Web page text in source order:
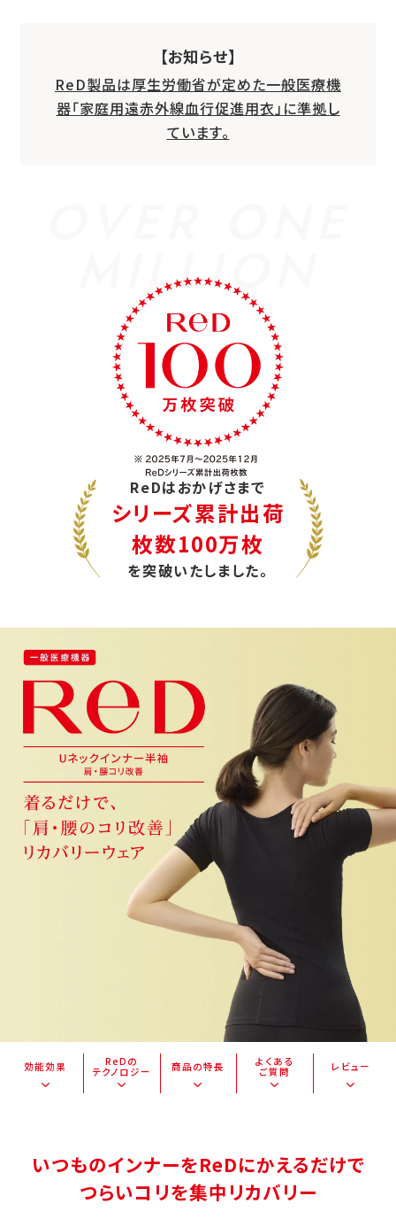
【お知らせ】
ReD製品は厚生労働省が定めた一般医療機
器「家庭用遠赤外線血行促進用衣」に準拠し
ています。
MILLION
ReDはおかげさまで
シリーズ累計出荷
枚数100万枚
を突破いたしました。
効能効果
ReDの
テクノロジー
商品の特長
よくある
ご質問
レビュー
いつものインナーをReDにかえるだけで
つらいコリを集中リカバリー